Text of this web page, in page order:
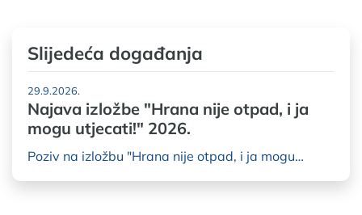
Slijedeća događanja
29.9.2026.
Najava izložbe "Hrana nije otpad, i ja
mogu utjecati!" 2026.
Poziv na izložbu "Hrana nije otpad, i ja mogu…